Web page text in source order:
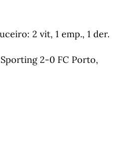
2 vit, 1 emp., 1 der.
2-0 FC Porto,